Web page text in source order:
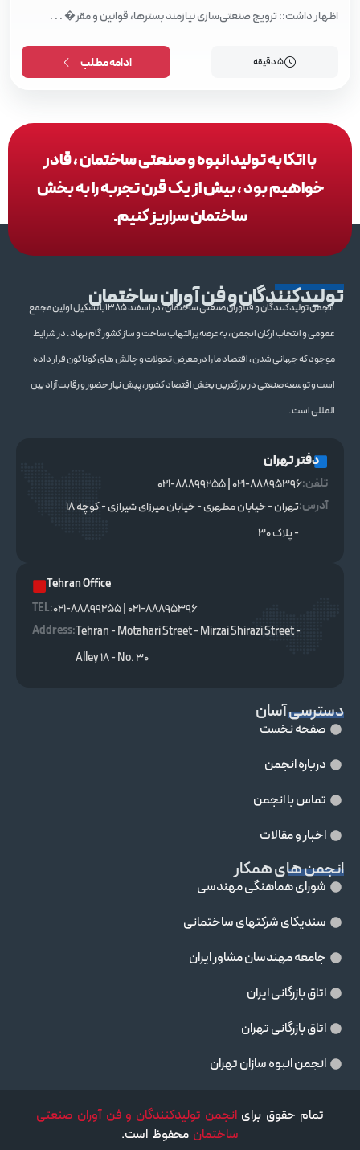
اظهار داشت:: ترویج صنعتی‌سازی نیازمند بسترها، قوانین و مقر� . . .
5 دقیقه ادامه مطلب
با اتکا به تولید انبوه و صنعتی ساختمان ، قادر
خواهیم بود ، بیش از یک قرن تجربه را به بخش
ساختمان سراریز کنیم.
تولیدکنندگان و فن آوران ساختمانانجمن تولیدکنندگان و فنآوران صنعتی ساختمان ، در اسفند 1385با تشکیل اولین مجمع
عمومی و انتخاب ارکان انجمن ، به عرصه پرالتهاب ساخت و ساز کشور گام نهاد . در شرایط
موجود که جهانی شدن ، اقتصاد ما را در معرض تحولات و چالش های گوناگون قرار داده
است و توسعه صنعتی در برزگترین بخش اقتصاد کشور ، پیش نیاز حضور و رقابت آزاد بین
المللی است .
دفتر تهران
تلفن:021-88895396 | 021-88899255
آدرس:
تهران - خیابان مطهری - خیابان میرزای شیرازی - کوچه ۱۸
- پلاک ۳۰
Tehran Office
TEL :
021-88895396 | 021-88899255
Address:Tehran - Motahari Street - Mirzai Shirazi Street -
Alley 18 - No. 30
دسترسی آسان
صفحه نخست
درباره انجمن
تماس با انجمن
اخبار و مقالات
انجمن های همکار
شورای هماهنگی مهندسی
سندیکای شرکتهای ساختمانی
جامعه مهندسان مشاور ايران
اتاق بازرگانی ایران
اتاق بازرگانی تهران
انجمن انبوه سازان تهران
تمام حقوق برای انجمن تولیدکنندگان و فن آوران صنعتی
ساختمان محفوظ است.